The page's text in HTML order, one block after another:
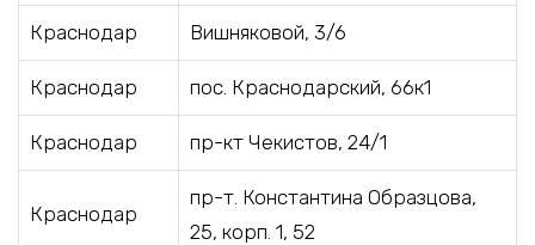
Краснодар Вишняковой, 3/6
Краснодар пос. Краснодарский, 66к1
Краснодар пр-кт Чекистов, 24/1
Краснодар
пр-т. Константина Образцова,
25, корп. 1, 52